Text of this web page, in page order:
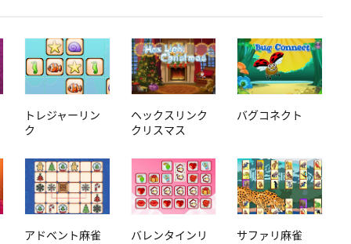
トレジャーリン
ク
ヘックスリンク
クリスマス
バグコネクト
アドベント麻雀
バレンタインリ
サファリ麻雀